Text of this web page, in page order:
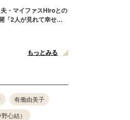
・マイファスHiroとの
「2人が見れて幸せ」
もっとみる
有働由美子
心結）